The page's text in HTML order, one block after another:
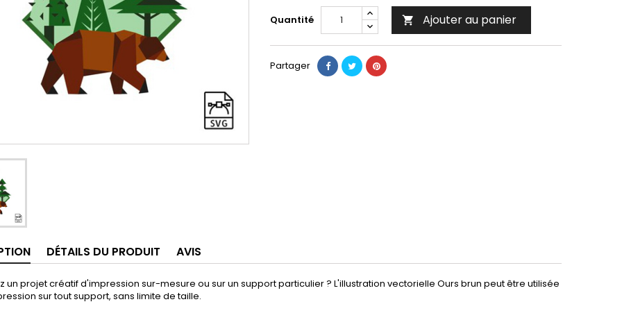
Quantité  Ajouter au panier
Partager
DÉTAILS DU PRODUIT AVIS
un projet créatif d'impression sur-mesure ou sur un support particulier ? L'illustration vectorielle Ours brun peut être utilisée
sur tout support, sans limite de taille.